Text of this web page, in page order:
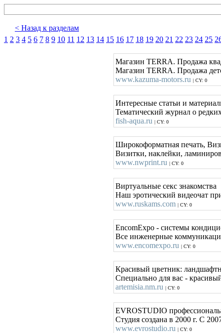
< Назад к разделам
1 2 3 4 5 6 7 8 9 10 11 12 13 14 15 16 17 18 19 20 21 22 23 24 25
Магазин TERRA. Продажа
Магазин TERRA. Продажа
www.kazuma-motors.ru | CY: 0
Интересные статьи и
Тематический журнал о
fish-aqua.ru | CY: 0
Широкоформатная печать,
Визитки, наклейки,
www.nwprint.ru | CY: 0
Виртуальные секс знакомства
Наш эротический видеочат
www.ruskams.com | CY: 0
EncomExpo - системы
Все инженерные
www.encomexpo.ru | CY: 0
Красивый цветник:
Специально для вас -
artemisia.nm.ru | CY: 0
EVROSTUDIO
Студия создана в 2000 г. С
www.evrostudio.ru | CY: 0